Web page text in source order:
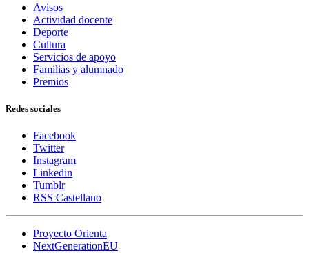
Avisos
Actividad docente
Deporte
Cultura
Servicios de apoyo
Familias y alumnado
Premios
Redes sociales
Facebook
Twitter
Instagram
Linkedin
Tumblr
RSS Castellano
Proyecto Orienta
NextGenerationEU